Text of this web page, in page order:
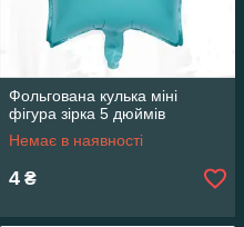
Фольгована кулька міні
фігура зірка 5 дюймів
Немає в наявності
4 ₴